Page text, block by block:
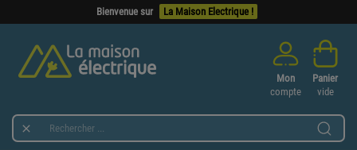
Bienvenue sur La Maison Electrique !

Mon
compte
Panier
vide